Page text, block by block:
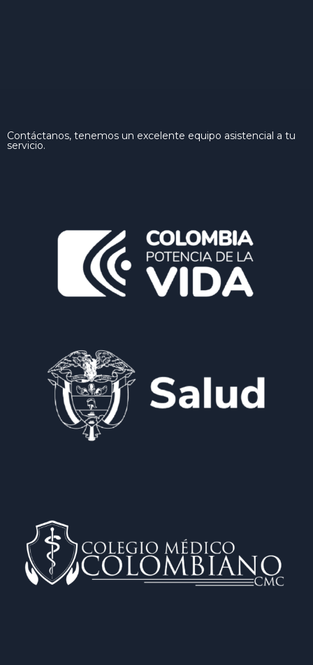
Contáctanos, tenemos un excelente equipo asistencial a tu
servicio.